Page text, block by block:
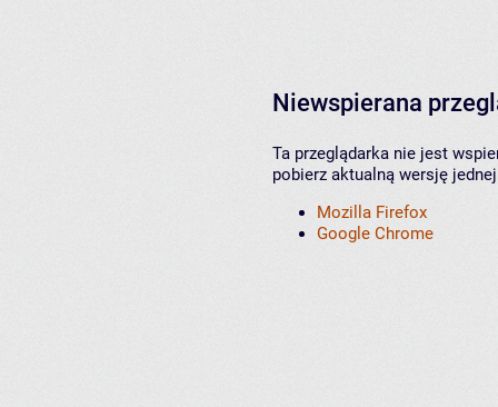
Niewspierana
Ta przeglądarka nie jest
pobierz aktualną wersję
Mozilla Firefox
Google Chrome